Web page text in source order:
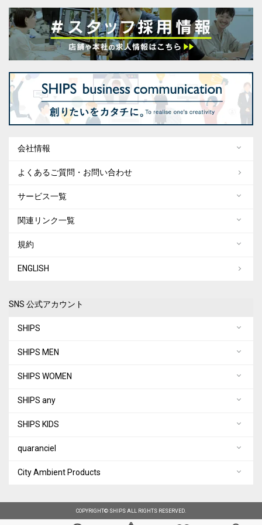
会社情報
よくあるご質問・お問い合わせ
サービス一覧
関連リンク一覧
規約
ENGLISH
SNS 公式アカウント
SHIPS
SHIPS MEN
SHIPS WOMEN
SHIPS any
SHIPS KIDS
quaranciel
City Ambient Products
COPYRIGHT© SHIPS ALL RIGHTS RESERVED.